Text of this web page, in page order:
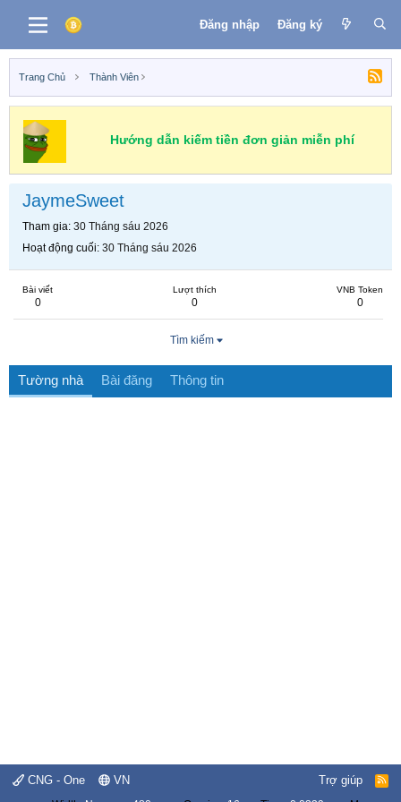
Đăng nhập Đăng ký
Trang Chủ Thành Viên
Hướng dẫn kiếm tiền đơn giản miễn phí
JaymeSweet
Tham gia 30 Tháng sáu 2026
Hoạt động cuối 30 Tháng sáu 2026
Bài viết
0
Lượt thích
0
VNB Token
0
Tìm kiếm
Tường nhà Bài đăng Thông tin
CNG - One VN Trợ giúp
R